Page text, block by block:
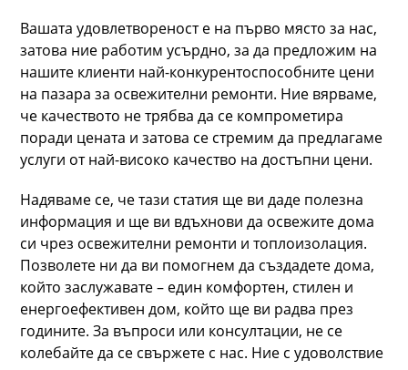
Вашата удовлетвореност е на първо място за нас,
затова ние работим усърдно, за да предложим на
нашите клиенти най-конкурентоспособните цени
на пазара за освежителни ремонти. Ние вярваме,
че качеството не трябва да се компрометира
поради цената и затова се стремим да предлагаме
услуги от най-високо качество на достъпни цени.
Надяваме се, че тази статия ще ви даде полезна
информация и ще ви вдъхнови да освежите дома
си чрез освежителни ремонти и топлоизолация.
Позволете ни да ви помогнем да създадете дома,
който заслужавате – един комфортен, стилен и
енергоефективен дом, който ще ви радва през
годините. За въпроси или консултации, не се
колебайте да се свържете с нас. Ние с удоволствие